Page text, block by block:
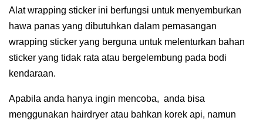
Alat wrapping sticker ini berfungsi untuk menyemburkan
hawa panas yang dibutuhkan dalam pemasangan
wrapping sticker yang berguna untuk melenturkan bahan
sticker yang tidak rata atau bergelembung pada bodi
kendaraan.
Apabila anda hanya ingin mencoba, anda bisa
menggunakan hairdryer atau bahkan korek api, namun